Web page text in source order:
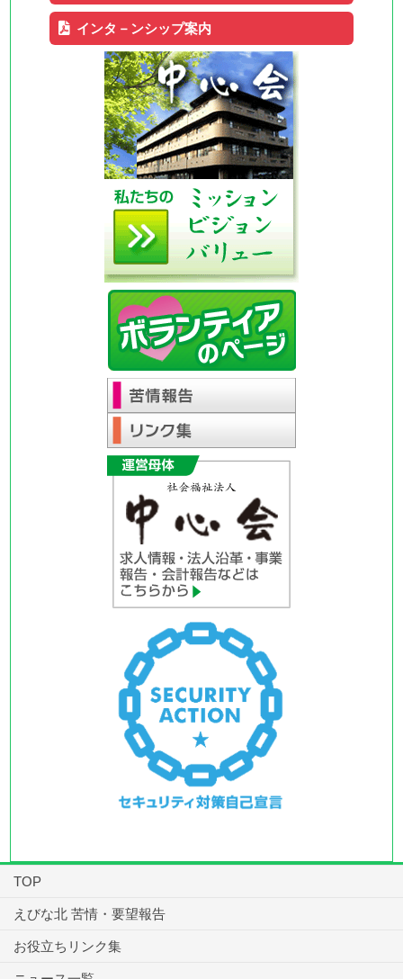
インタ－ンシップ案内
TOP
えびな北 苦情・要望報告
お役立ちリンク集